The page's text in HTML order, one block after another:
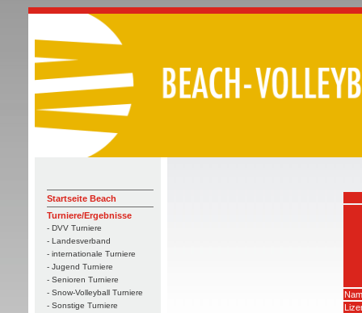
Startseite Beach
Turniere/Ergebnisse
- DVV Turniere
- Landesverband
- internationale Turniere
- Jugend Turniere
- Senioren Turniere
- Snow-Volleyball Turniere
- Sonstige Turniere